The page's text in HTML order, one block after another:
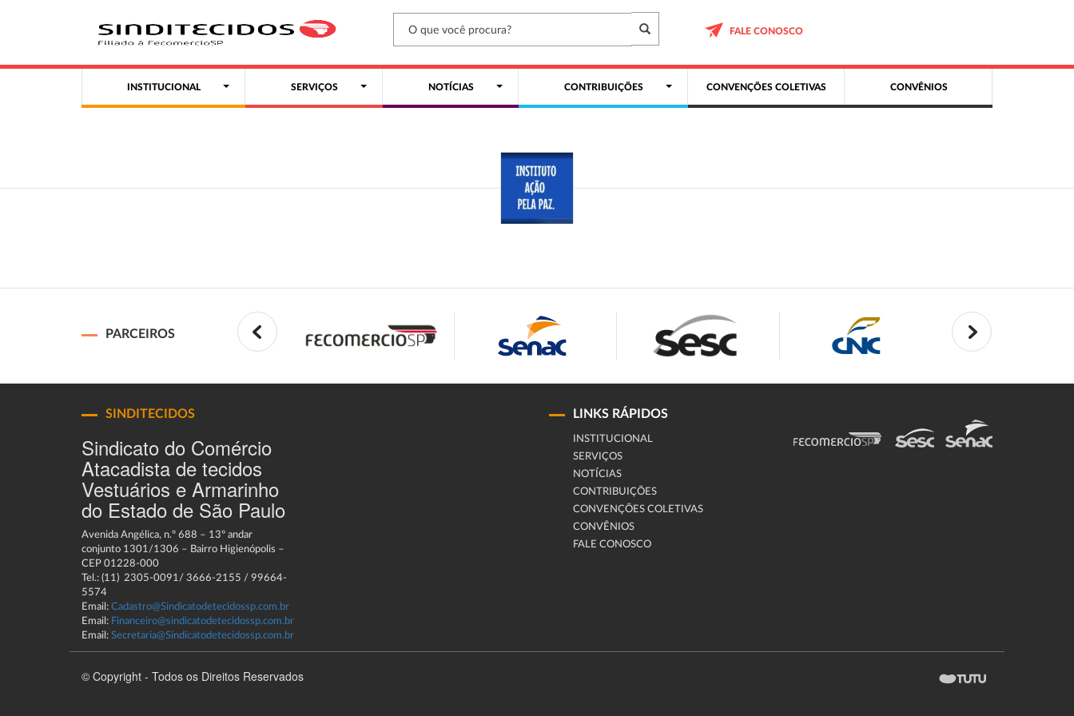
FALE CONOSCO
INSTITUCIONAL SERVIÇOS NOTÍCIAS CONTRIBUIÇÕES CONVENÇÕES COLETIVAS CONVÊNIOS
PARCEIROS
SINDITECIDOS
Sindicato do Comércio
Atacadista de tecidos
Vestuários e Armarinho
do Estado de São Paulo
Avenida Angélica, n.º 688 – 13º andar
conjunto 1301/1306 – Bairro Higienópolis –
CEP 01228-000
Tel.: (11) 2305-0091/ 3666-2155 / 99664-
5574
Email: Cadastro@Sindicatodetecidossp.com.br
Email: Financeiro@sindicatodetecidossp.com.br
Email: Secretaria@Sindicatodetecidossp.com.br
LINKS RÁPIDOS
INSTITUCIONAL
SERVIÇOS
NOTÍCIAS
CONTRIBUIÇÕES
CONVENÇÕES COLETIVAS
CONVÊNIOS
FALE CONOSCO
© Copyright - Todos os Direitos Reservados